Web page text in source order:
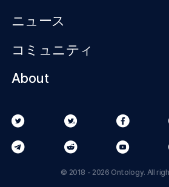
ニュース
コミュニティ
About
© 2018 - 2026 Ontology. All